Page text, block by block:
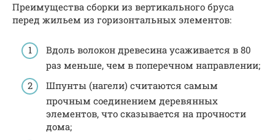
Преимущества сборки из вертикального бруса
перед жильем из горизонтальных элементов:
Вдоль волокон древесина усаживается в 80
раз меньше, чем в поперечном направлении;
Шпунты (нагели) считаются самым
прочным соединением деревянных
элементов, что сказывается на прочности
дома;